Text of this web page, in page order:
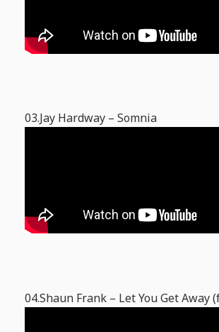
03.Jay Hardway – Somnia
04.Shaun Frank – Let You Get Away